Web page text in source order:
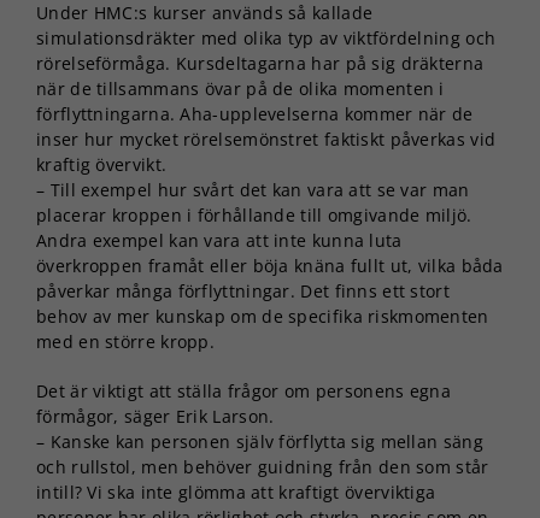
Under HMC:s kurser används så kallade
simulationsdräkter med olika typ av viktfördelning och
rörelseförmåga. Kursdeltagarna har på sig dräkterna
när de tillsammans övar på de olika momenten i
förflyttningarna. Aha-upplevelserna kommer när de
inser hur mycket rörelsemönstret faktiskt påverkas vid
kraftig övervikt.
– Till exempel hur svårt det kan vara att se var man
placerar kroppen i förhållande till omgivande miljö.
Andra exempel kan vara att inte kunna luta
överkroppen framåt eller böja knäna fullt ut, vilka båda
påverkar många förflyttningar. Det finns ett stort
behov av mer kunskap om de specifika riskmomenten
med en större kropp.
Det är viktigt att ställa frågor om personens egna
förmågor, säger Erik Larson.
– Kanske kan personen själv förflytta sig mellan säng
och rullstol, men behöver guidning från den som står
intill? Vi ska inte glömma att kraftigt överviktiga